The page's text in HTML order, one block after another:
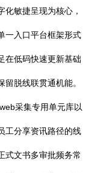
敏捷呈现为核心，
一入口平台框架形式
在低码快速更新基础
留脱线联贯通机能。
采集专用单元库以
工分享资讯路径的线
式文书多审批频务常